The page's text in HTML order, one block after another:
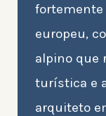
europeu,
alpino que
turística e
arquiteto